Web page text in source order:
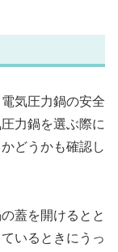
気圧力鍋の安全
力鍋を選ぶ際に
どうかも確認し
蓋を開けるとと
いるときにうっ